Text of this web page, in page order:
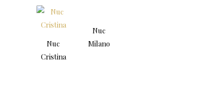
Nuc
Cristina
Nuc
Milano